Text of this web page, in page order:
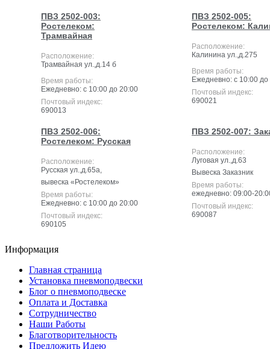
ПВЗ 2502-003:
Ростелеком:
Трамвайная
Расположение:
Трамвайная ул.,д.14 б
Время работы:
Ежедневно: с 10:00 до 20:00
Почтовый индекс:
690013
ПВЗ 2502-005:
Ростелеком:
Расположение:
Калинина ул.,д.275
Время работы:
Ежедневно: с 10:00 до
Почтовый индекс:
690021
ПВЗ 2502-006:
Ростелеком: Русская
Расположение:
Русская ул.,д.65а,
вывеска «Ростелеком»
Время работы:
Ежедневно: с 10:00 до 20:00
Почтовый индекс:
690105
ПВЗ 2502-007:
Расположение:
Луговая ул.,д.63
Вывеска Заказник
Время работы:
ежедневно: 09:00-
Почтовый индекс:
690087
Информация
Главная страница
Установка пневмоподвески
Блог о пневмоподвеске
Оплата и Доставка
Сотрудничество
Наши Работы
Благотворительность
Предложить Идею